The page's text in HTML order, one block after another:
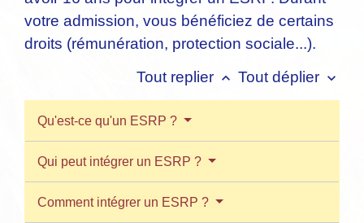
votre admission, vous bénéficiez de certains
droits (rémunération, protection sociale...).
Tout replier keyboard_arrow_up Tout déplier keyboard_arrow_down
Qu'est-ce qu'un ESRP ?
Qui peut intégrer un ESRP ?
Comment intégrer un ESRP ?